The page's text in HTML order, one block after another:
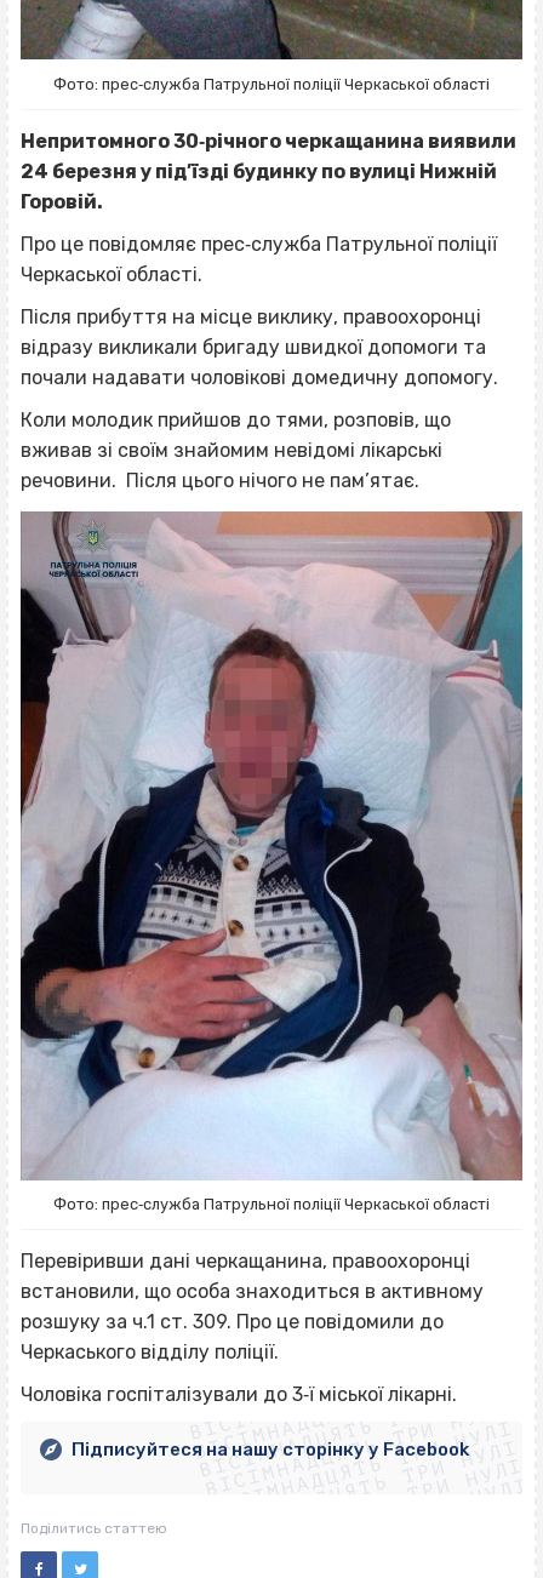
Фото: прес‐служба Патрульної поліції Черкаської області
Непритомного 30‐річного черкащанина виявили
24 березня у під’їзді будинку по вулиці Нижній
Горовій.
Про це повідомляє прес‐служба Патрульної поліції
Черкаської області.
Після прибуття на місце виклику, правоохоронці
відразу викликали бригаду швидкої допомоги та
почали надавати чоловікові домедичну допомогу.
Коли молодик прийшов до тями, розповів, що
вживав зі своїм знайомим невідомі лікарські
речовини. Після цього нічого не пам’ятає.
Фото: прес‐служба Патрульної поліції Черкаської області
Перевіривши дані черкащанина, правоохоронці
встановили, що особа знаходиться в активному
розшуку за ч.1 ст. 309. Про це повідомили до
Черкаського відділу поліції.
Чоловіка госпіталізували до 3‐ї міської лікарні.
ВІСІМНАДЦЯТЬ ТРИ НУЛІ
ВІСІМНАДЦЯТЬ ТРИ НУЛІ
ВІСІМНАДЦЯТЬ ТРИ НУЛІ
ВІСІМНАДЦЯТЬ ТРИ НУЛІ
ВІСІМНАДЦЯТЬ ТРИ НУЛІ
ВІСІМНАДЦЯТЬ ТРИ НУЛІ
ВІСІМНАДЦЯТЬ ТРИ НУЛІ
ВІСІМНАДЦЯТЬ ТРИ НУЛІ
Підписуйтеся на нашу сторінку у Facebook
Поділитись статтею